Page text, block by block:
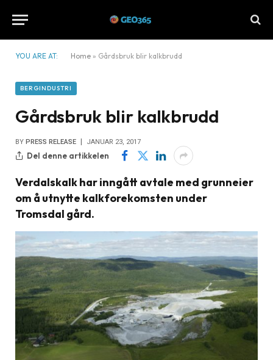
YOU ARE AT: Home » Gårdsbruk blir kalkbrudd
BERGINDUSTRI
Gårdsbruk blir kalkbrudd
BY PRESS RELEASE JANUAR 23, 2017
Del denne artikkelen
Verdalskalk har inngått avtale med grunneier
om å utnytte kalkforekomsten under
Tromsdal gård.